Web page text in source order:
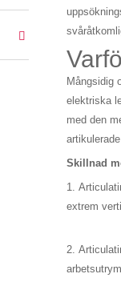
Mångsidig
elektriska
med den
Skillnad
1.
extrem
2.